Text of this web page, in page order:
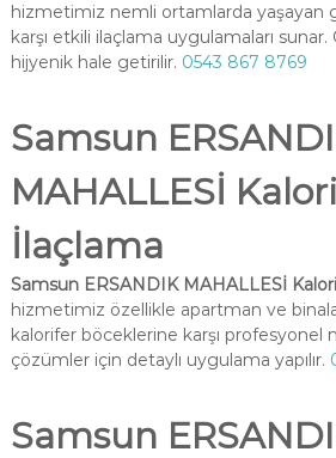
hizmetimiz nemli ortamlarda yaşayan
karşı etkili ilaçlama uygulamaları
hijyenik hale getirilir. 0543 867 8769
Samsun
MAHALLESİ
İlaçlama
Samsun ERSANDIK MAHALLESİ
hizmetimiz özellikle apartman ve
kalorifer böceklerine karşı profesyonel
çözümler için detaylı uygulama yapılır.
Samsun